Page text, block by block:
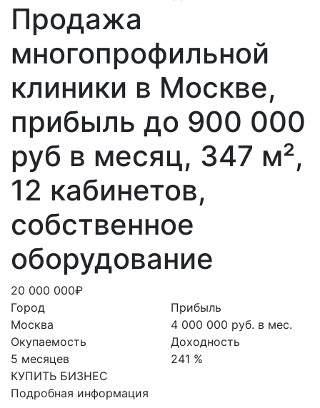
Продажа
многопрофильной
клиники в Москве,
прибыль до 900 000
руб в месяц, 347 м²,
12 кабинетов,
собственное
оборудование
20 000 000₽
Город
Москва
Окупаемость
5 месяцев
КУПИТЬ БИЗНЕС
Прибыль
4 000 000 руб. в мес.
Доходность
241 %
Подробная информация